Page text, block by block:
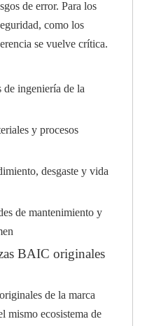
de error. Para los
como los
se vuelve crítica.
de ingeniería de la
y procesos
desgaste y vida
de mantenimiento y
BAIC originales
de la marca
mismo ecosistema de